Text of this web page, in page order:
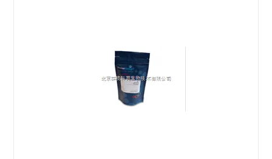
primerdesign羊病原体检测试剂盒
primerdesign牛病原体检测试剂盒